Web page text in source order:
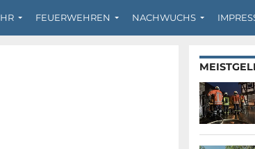
FEUERWEHREN NACHWUCHS